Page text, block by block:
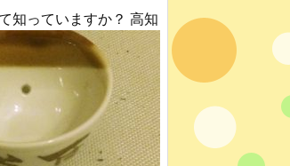
知っていますか？ 高知